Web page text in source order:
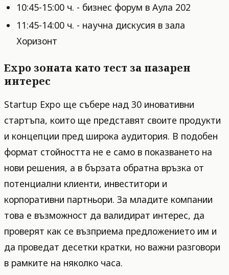
10:45-15:00 ч. - бизнес форум в Аула 202
11:45-14:00 ч. - научна дискусия в зала
Хоризонт
Expo зоната като тест за пазарен
интерес
Startup Expo ще събере над 30 иновативни
стартъпа, които ще представят своите продукти
и концепции пред широка аудитория. В подобен
формат стойността не е само в показването на
нови решения, а в бързата обратна връзка от
потенциални клиенти, инвеститори и
корпоративни партньори. За младите компании
това е възможност да валидират интерес, да
проверят как се възприема предложението им и
да проведат десетки кратки, но важни разговори
в рамките на няколко часа.